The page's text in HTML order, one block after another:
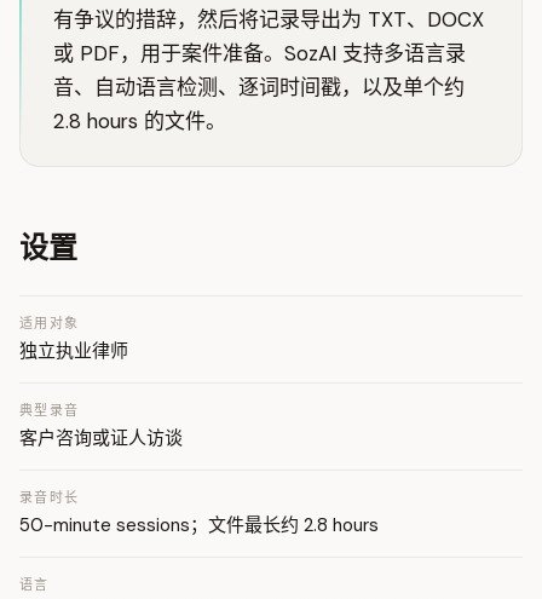
有争议的措辞，然后将记录导出为 TXT、DOCX
或 PDF，用于案件准备。SozAI 支持多语言录
音、自动语言检测、逐词时间戳，以及单个约
2.8 hours 的文件。
设置
适用对象
独立执业律师
典型录音
客户咨询或证人访谈
录音时长
50-minute sessions；文件最长约 2.8 hours
语言